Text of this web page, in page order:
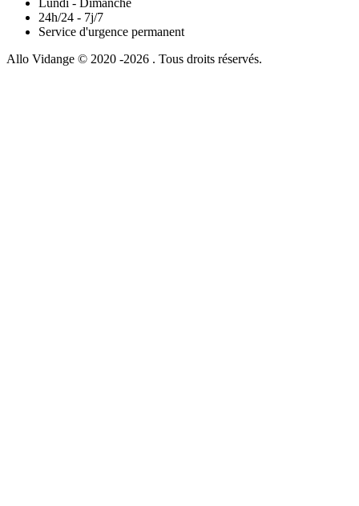
24h/24 - 7j/7
Service d'urgence permanent
Allo Vidange © 2020 -2026 . Tous droits réservés.